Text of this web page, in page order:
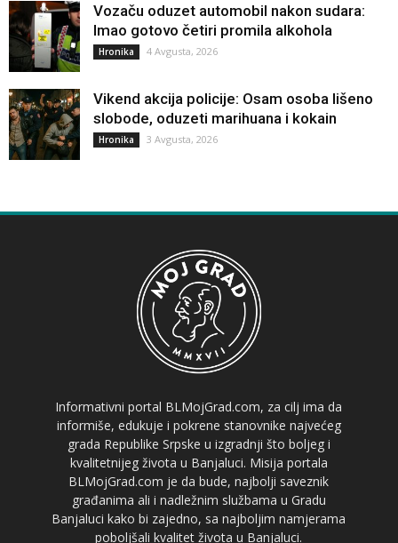
Vozaču oduzet automobil nakon sudara:
Imao gotovo četiri promila alkohola
Hronika 4 Avgusta, 2026
Vikend akcija policije: Osam osoba lišeno
slobode, oduzeti marihuana i kokain
Hronika 3 Avgusta, 2026
Informativni portal BLMojGrad.com, za cilj ima da
informiše, edukuje i pokrene stanovnike najvećeg
grada Republike Srpske u izgradnji što boljeg i
kvalitetnijeg života u Banjaluci. Misija portala
BLMojGrad.com je da bude, najbolji saveznik
građanima ali i nadležnim službama u Gradu
Banjaluci kako bi zajedno, sa najboljim namjerama
poboljšali kvalitet života u Banjaluci.